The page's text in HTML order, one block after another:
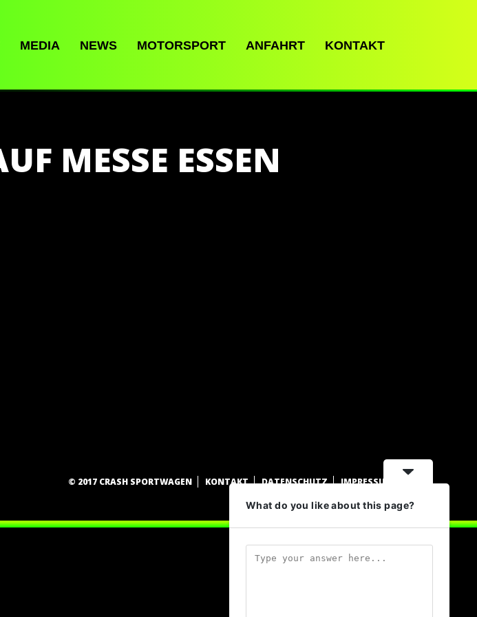
MEDIA NEWS MOTORSPORT ANFAHRT KONTAKT
MESSE ESSEN
© 2017 CRASH SPORTWAGEN KONTAKT DATENSCHUTZ IMPRESSUM
What do you like about this page?